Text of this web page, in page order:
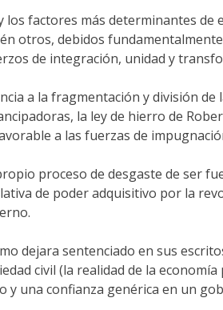
los factores más determinantes
otros, debidos
de integración, unidad y
a la fragmentación y división
la ley de hierro de
a las fuerzas de
proceso de desgaste de ser
de poder adquisitivo por la
dejara sentenciado en sus
civil (la realidad de la
una confianza genérica en un